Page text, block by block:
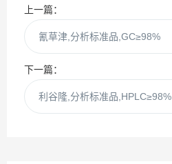
上一篇：
氰草津,分析标准品,GC≥98%
下一篇：
利谷隆,分析标准品,HPLC≥98%